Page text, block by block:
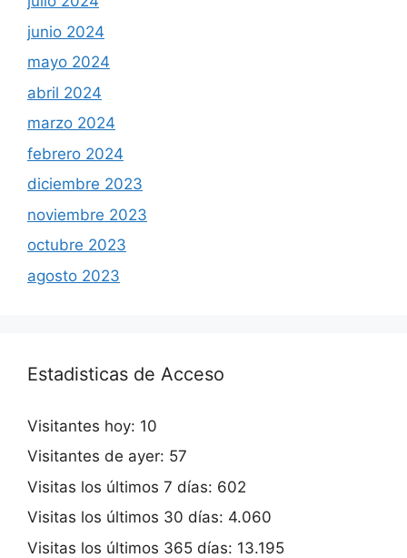
junio 2024
mayo 2024
abril 2024
marzo 2024
febrero 2024
diciembre 2023
noviembre 2023
octubre 2023
agosto 2023
Estadisticas de Acceso
Visitantes hoy: 10
Visitantes de ayer: 57
Visitas los últimos 7 días: 602
Visitas los últimos 30 días: 4.060
Visitas los últimos 365 días: 13.195